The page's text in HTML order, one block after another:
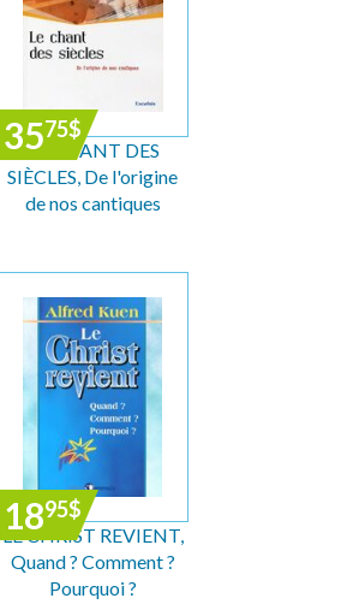
3575$
LE CHANT DES
SIÈCLES, De l'origine
de nos cantiques
1895$
LE CHRIST REVIENT,
Quand ? Comment ?
Pourquoi ?